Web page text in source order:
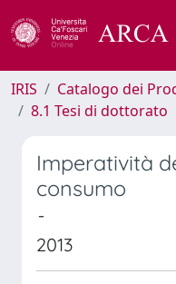
IRIS Catalogo dei
8.1 Tesi di dottorato
Imperatività
consumo
-
2013